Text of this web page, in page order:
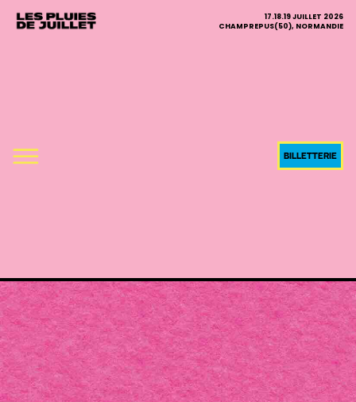
17.18.19 JUILLET 2026
CHAMPREPUS(50), NORMANDIE
BILLETTERIE